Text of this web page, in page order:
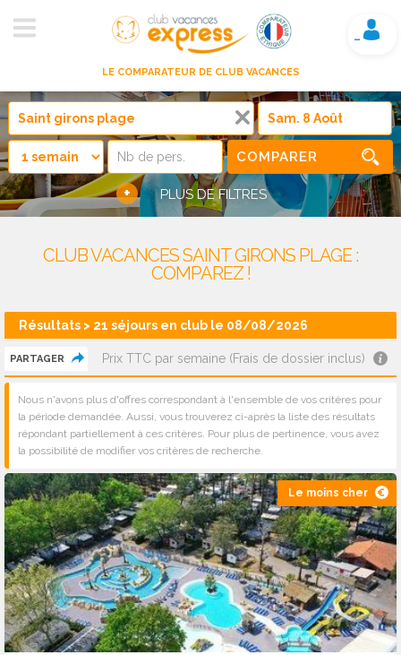
LE COMPARATEUR DE CLUB VACANCES
Mon compte
COMPARER
+ PLUS DE FILTRES
CLUB VACANCES SAINT GIRONS PLAGE :
COMPAREZ !
Résultats > 21 séjours en club le 08/08/2026
PARTAGER Prix TTC par semaine (Frais de dossier inclus)
Nous n'avons plus d'offres correspondant à l'ensemble de vos critères pour
la période demandée. Aussi, vous trouverez ci-après la liste des résultats
répondant partiellement à ces critères. Pour plus de pertinence, vous avez
la possibilité de modifier vos critères de recherche.
Le moins cher